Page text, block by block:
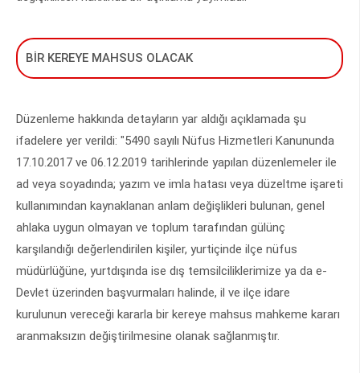
BİR KEREYE MAHSUS OLACAK
Düzenleme hakkında detayların yar aldığı açıklamada şu
ifadelere yer verildi: "5490 sayılı Nüfus Hizmetleri Kanununda
17.10.2017 ve 06.12.2019 tarihlerinde yapılan düzenlemeler ile
ad veya soyadında; yazım ve imla hatası veya düzeltme işareti
kullanımından kaynaklanan anlam değişlikleri bulunan, genel
ahlaka uygun olmayan ve toplum tarafından gülünç
karşılandığı değerlendirilen kişiler, yurtiçinde ilçe nüfus
müdürlüğüne, yurtdışında ise dış temsilciliklerimize ya da e-
Devlet üzerinden başvurmaları halinde, il ve ilçe idare
kurulunun vereceği kararla bir kereye mahsus mahkeme kararı
aranmaksızın değiştirilmesine olanak sağlanmıştır.